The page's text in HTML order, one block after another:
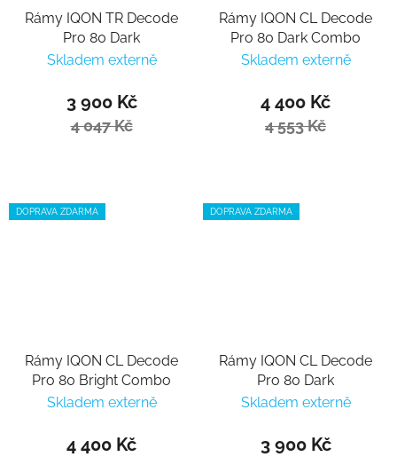
Rámy IQON TR Decode
Pro 80 Dark
Skladem externě
3 900 Kč
4 047 Kč
Rámy IQON CL Decode
Pro 80 Dark Combo
Skladem externě
4 400 Kč
4 553 Kč
DOPRAVA ZDARMA
Rámy IQON CL Decode
Pro 80 Bright Combo
Skladem externě
4 400 Kč
DOPRAVA ZDARMA
Rámy IQON CL Decode
Pro 80 Dark
Skladem externě
3 900 Kč